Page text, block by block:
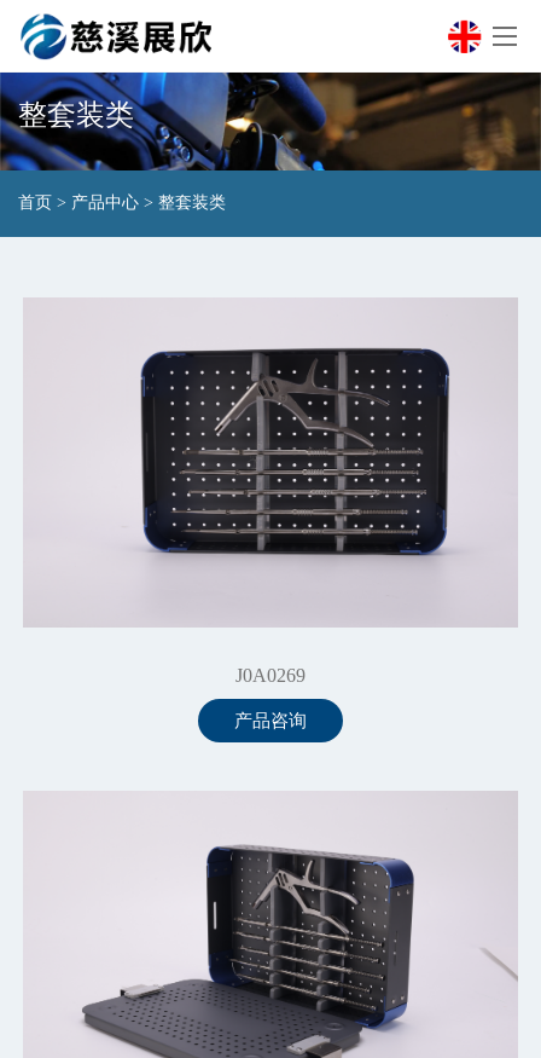
整套装类
首页 > 产品中心 > 整套装类
J0A0269
产品咨询